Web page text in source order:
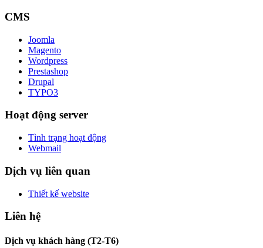
CMS
Joomla
Magento
Wordpress
Prestashop
Drupal
TYPO3
Hoạt động server
Tình trạng hoạt động
Webmail
Dịch vụ liên quan
Thiết kế website
Liên hệ
Dịch vụ khách hàng (T2-T6)